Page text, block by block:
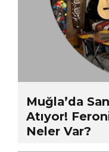
Muğla’da
Atıyor!
Neler Var?